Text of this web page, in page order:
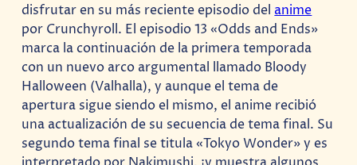
disfrutar en su más reciente episodio del anime
por Crunchyroll. El episodio 13 «Odds and Ends»
marca la continuación de la primera temporada
con un nuevo arco argumental llamado Bloody
Halloween (Valhalla), y aunque el tema de
apertura sigue siendo el mismo, el anime recibió
una actualización de su secuencia de tema final. Su
segundo tema final se titula «Tokyo Wonder» y es